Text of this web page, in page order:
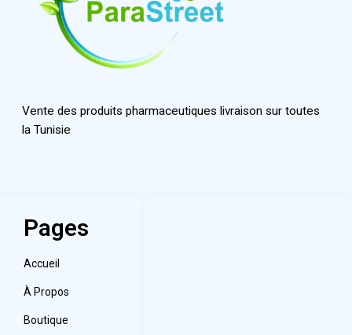
Vente des produits pharmaceutiques livraison sur toutes
la Tunisie
Pages
Accueil
À Propos
Boutique